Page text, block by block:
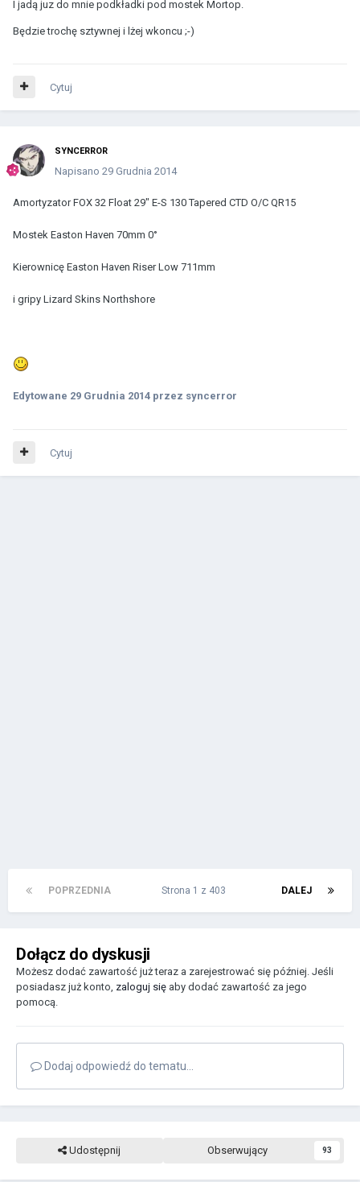
I jadą juz do mnie podkładki pod mostek Mortop.
Będzie trochę sztywnej i lżej wkoncu ;-)
Cytuj
SYNCERROR
Napisano 29 Grudnia 2014
Amortyzator FOX 32 Float 29" E-S 130 Tapered CTD O/C QR15
Mostek Easton Haven 70mm 0°
Kierownicę Easton Haven Riser Low 711mm
i gripy Lizard Skins Northshore
Edytowane 29 Grudnia 2014 przez syncerror
Cytuj
POPRZEDNIA DALEJ
Strona 1 z 403
Dołącz do dyskusji
Możesz dodać zawartość już teraz a zarejestrować się później. Jeśli
posiadasz już konto, zaloguj się aby dodać zawartość za jego
pomocą.
Dodaj odpowiedź do tematu...
Udostępnij Obserwujący 93